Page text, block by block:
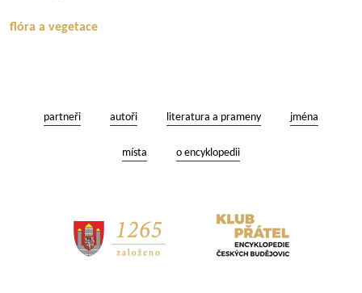
flóra a vegetace
partneři autoři literatura a prameny jména
místa o encyklopedii